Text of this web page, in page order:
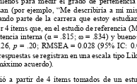
(por ejemplo, “Me describiría a mí
     
4 ítems que, en el estudio de referencia
interna ( = .815;  = .834) y
p       
se registran en una escala tipo
a partir de 4 ítems tomados de un